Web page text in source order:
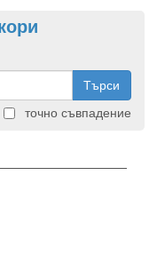
Търси
точно съвпадение